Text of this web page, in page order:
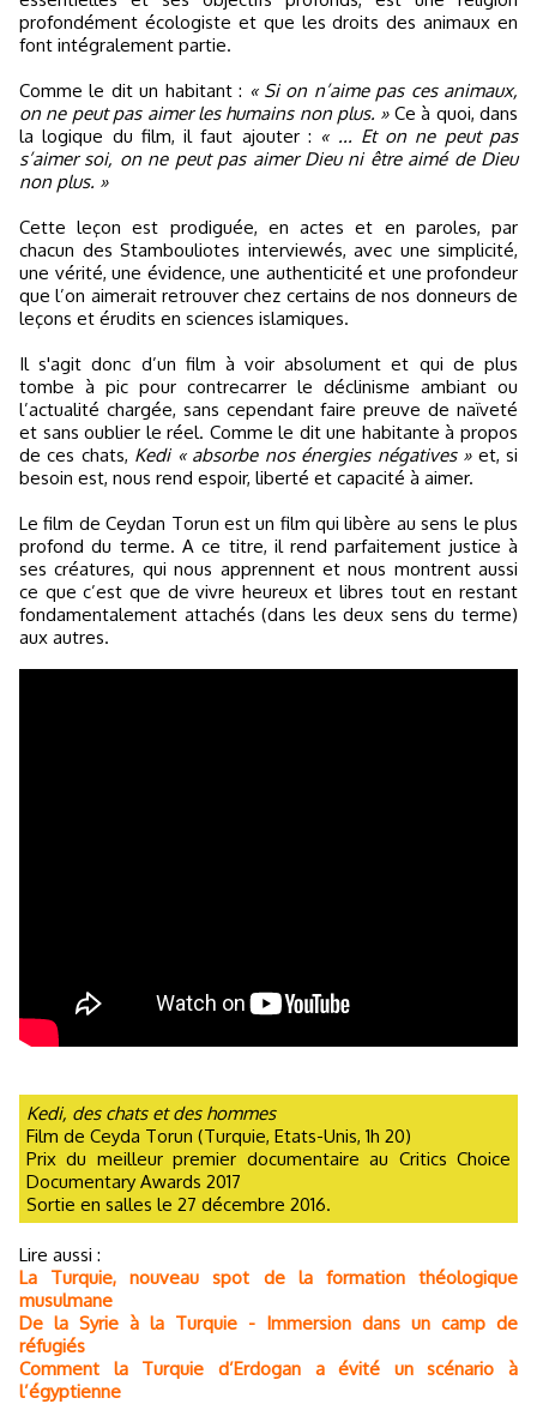
profondément écologiste et que les droits des animaux en
font intégralement partie.
Comme le dit un habitant : « Si on n’aime pas ces animaux,
on ne peut pas aimer les humains non plus. »Ce à quoi, dans
la logique du film, il faut ajouter : « ... Et on ne peut pas
s’aimer soi, on ne peut pas aimer Dieu ni être aimé de Dieu
non plus. »
Cette leçon est prodiguée, en actes et en paroles, par
chacun des Stambouliotes interviewés, avec une simplicité,
une vérité, une évidence, une authenticité et une profondeur
que l’on aimerait retrouver chez certains de nos donneurs de
leçons et érudits en sciences islamiques.
Il s'agit donc d’un film à voir absolument et qui de plus
tombe à pic pour contrecarrer le déclinisme ambiant ou
l’actualité chargée, sans cependant faire preuve de naïveté
et sans oublier le réel. Comme le dit une habitante à propos
de ces chats, Kedi « absorbe nos énergies négatives »et, si
besoin est, nous rend espoir, liberté et capacité à aimer.
Le film de Ceydan Torun est un film qui libère au sens le plus
profond du terme. A ce titre, il rend parfaitement justice à
ses créatures, qui nous apprennent et nous montrent aussi
ce que c’est que de vivre heureux et libres tout en restant
fondamentalement attachés (dans les deux sens du terme)
aux autres.
Kedi, des chats et des hommes
Film de Ceyda Torun (Turquie, Etats-Unis, 1h 20)
Prix du meilleur premier documentaire au Critics Choice
Documentary Awards 2017
Sortie en salles le 27 décembre 2016.
Lire aussi :
La Turquie, nouveau spot de la formation théologique
musulmane
De la Syrie à la Turquie - Immersion dans un camp de
réfugiés
Comment la Turquie d’Erdogan a évité un scénario à
l’égyptienne